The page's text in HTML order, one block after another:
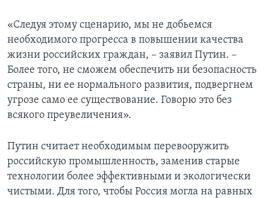
«Следуя этому сценарию, мы не добьемся
необходимого прогресса в повышении качества
жизни российских граждан, – заявил Путин. –
Более того, не сможем обеспечить ни безопасность
страны, ни ее нормального развития, подвергнем
угрозе само ее существование. Говорю это без
всякого преувеличения».
Путин считает необходимым перевооружить
российскую промышленность, заменив старые
технологии более эффективными и экологически
чистыми. Для того, чтобы Россия могла на равных